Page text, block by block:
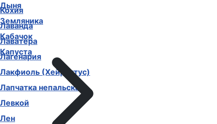
Кохия
Лаванда
Лаватера
Лагенария
Лакфиоль (Хейрантус)
Лапчатка непальская
Левкой
Лен
Дыня
Земляника
Кабачок
Капуста